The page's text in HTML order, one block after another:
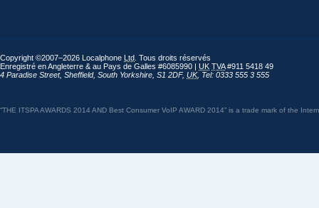
Copyright ©2007–2026 Localphone Ltd . Tous droits réservés
Enregistré en Angleterre & au Pays de Galles #6085990 | UK TVA#911 5418 49
4 Paradise Street, Sheffield, South Yorkshire S1 2DF, UK, Tel: 0333 555 3 555
“THE ITSPA AWARDS 2014 AND Best Consumer VoIP AWARD 2014” is a trade mark of the